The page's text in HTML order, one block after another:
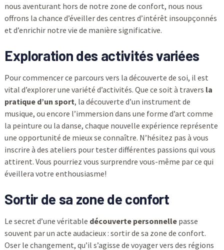
nous aventurant hors de notre zone de confort, nous nous
offrons la chance d’éveiller des centres d’intérêt insoupçonnés
et d’enrichir notre vie de manière significative.
Exploration des activités variées
Pour commencer ce parcours vers la découverte de soi, il est
vital d’explorer une variété d’activités. Que ce soit à travers la
pratique d’un sport, la découverte d’un instrument de
musique, ou encore l’immersion dans une forme d’art comme
la peinture ou la danse, chaque nouvelle expérience représente
une opportunité de mieux se connaître. N’hésitez pas à vous
inscrire à des ateliers pour tester différentes passions qui vous
attirent. Vous pourriez vous surprendre vous-même par ce qui
éveillera votre enthousiasme!
Sortir de sa zone de confort
Le secret d’une véritable découverte personnellepasse
souvent par un acte audacieux : sortir de sa zone de confort.
Oser le changement, qu’il s’agisse de voyager vers des régions